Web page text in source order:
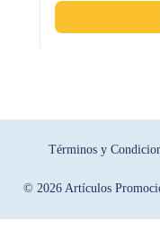
Términos y
© 2026 Artículos